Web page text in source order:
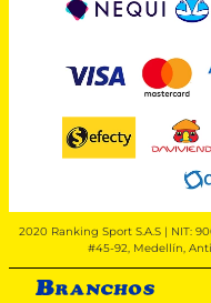
2020 Ranking Sport S.A.S | NIT:
#45-92, Medellín,